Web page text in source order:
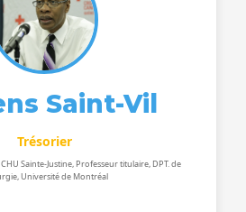
Saint-Vil
Trésorier
Sainte-Justine, Professeur titulaire, DPT. de
Université de Montréal